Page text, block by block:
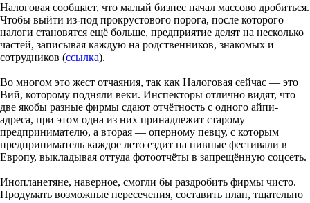
Налоговая сообщает, что малый бизнес начал массово дробиться.
Чтобы выйти из-под прокрустового порога, после которого
налоги становятся ещё больше, предприятие делят на несколько
частей, записывая каждую на родственников, знакомых и
сотрудников (ссылка).
Во многом это жест отчаяния, так как Налоговая сейчас — это
Вий, которому подняли веки. Инспекторы отлично видят, что
две якобы разные фирмы сдают отчётность с одного айпи-
адреса, при этом одна из них принадлежит старому
предпринимателю, а вторая — оперному певцу, с которым
предприниматель каждое лето ездит на пивные фестивали в
Европу, выкладывая оттуда фотоотчёты в запрещённую соцсеть.
Инопланетяне, наверное, смогли бы раздробить фирмы чисто.
Продумать возможные пересечения, составить план, тщательно